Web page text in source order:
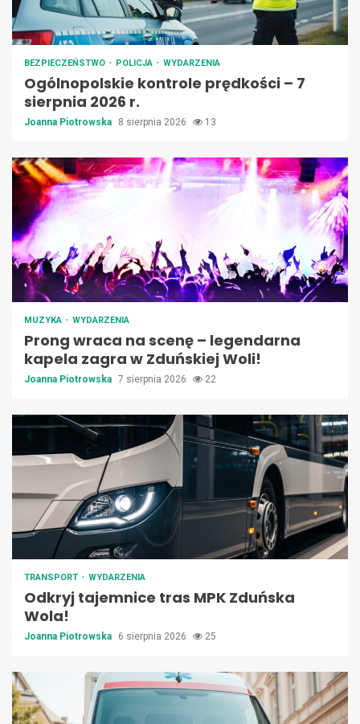
BEZPIECZEŃSTWO POLICJA WYDARZENIA
Ogólnopolskie kontrole prędkości – 7
sierpnia 2026 r.
Joanna Piotrowska 8 sierpnia 2026 13
MUZYKA WYDARZENIA
Prong wraca na scenę – legendarna
kapela zagra w Zduńskiej Woli!
Joanna Piotrowska 7 sierpnia 2026 22
TRANSPORT WYDARZENIA
Odkryj tajemnice tras MPK Zduńska
Wola!
Joanna Piotrowska 6 sierpnia 2026 25